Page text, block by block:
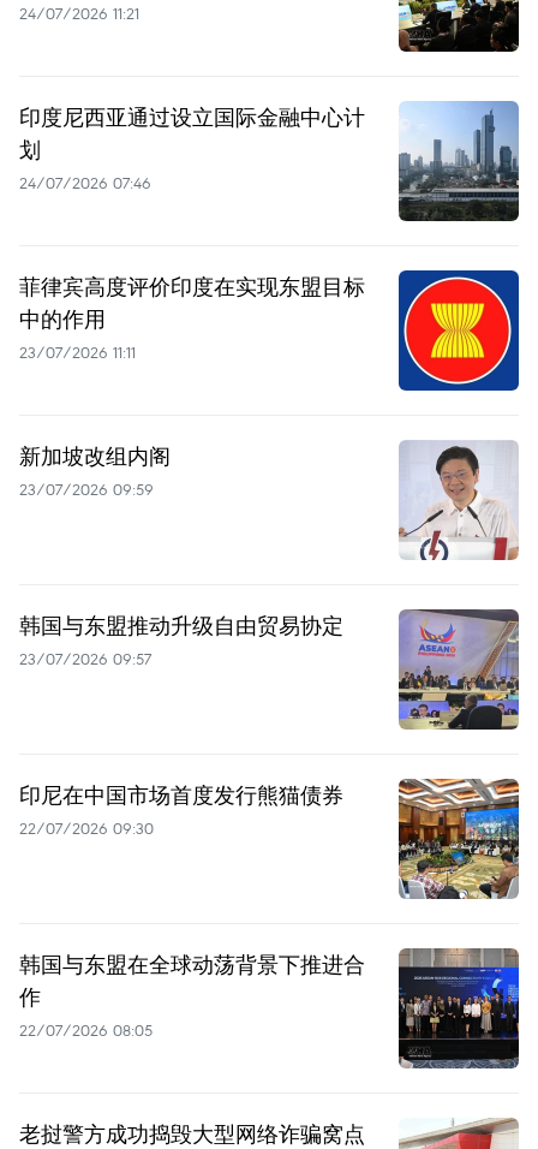
24/07/2026 11:21
印度尼西亚通过设立国际金融中心计
划
24/07/2026 07:46
菲律宾高度评价印度在实现东盟目标
中的作用
23/07/2026 11:11
新加坡改组内阁
23/07/2026 09:59
韩国与东盟推动升级自由贸易协定
23/07/2026 09:57
印尼在中国市场首度发行熊猫债券
22/07/2026 09:30
韩国与东盟在全球动荡背景下推进合
作
22/07/2026 08:05
老挝警方成功捣毁大型网络诈骗窝点